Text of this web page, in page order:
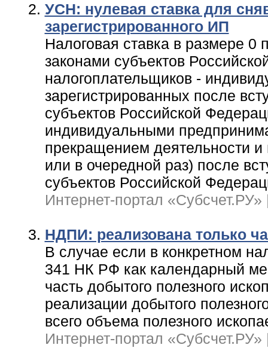
УСН: нулевая ставка для
зарегистрированного ИП
Налоговая ставка в размере 0
законами субъектов
налогоплательщиков -
зарегистрированных после
субъектов Российской
индивидуальными
прекращением деятельности и
или в очередной раз) после
субъектов Российской
Интернет-портал
НДПИ: реализована только
В случае если в конкретном
341 НК РФ как календарный
часть добытого полезного
реализации добытого
всего объема полезного
Интернет-портал